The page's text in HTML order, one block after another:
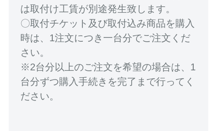
は取付け工賃が別途発生致します。
〇取付チケット及び取付込み商品を購入
時は、1注文につき一台分でご注文くだ
さい。
※2台分以上のご注文を希望の場合は、1
台分ずつ購入手続きを完了まで行ってく
ださい。